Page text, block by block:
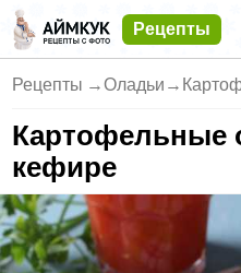
Рецепты
Рецепты →Оладьи →
Картофельные
кефире